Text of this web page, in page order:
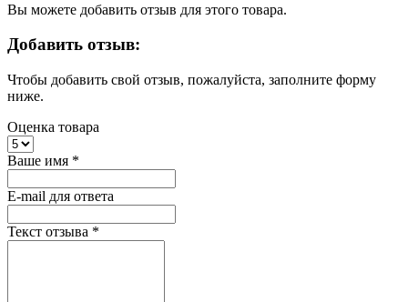
Вы можете добавить отзыв для этого товара.
Добавить отзыв:
Чтобы добавить свой отзыв, пожалуйста, заполните форму
ниже.
Оценка товара
Ваше имя *
E-mail для ответа
Текст отзыва *